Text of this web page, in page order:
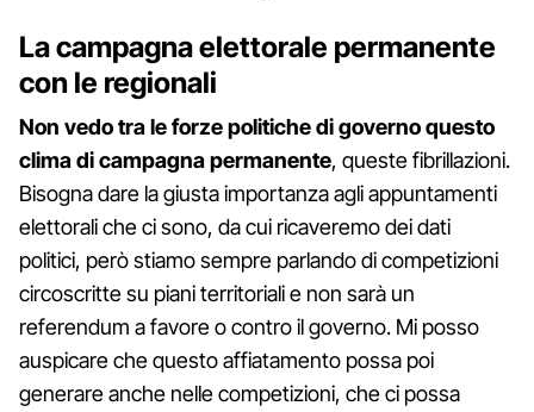
La campagna elettorale permanente
con le regionali
Non vedo tra le forze politiche di governo questo
clima di campagna permanente, queste fibrillazioni.
Bisogna dare la giusta importanza agli appuntamenti
elettorali che ci sono, da cui ricaveremo dei dati
politici, però stiamo sempre parlando di competizioni
circoscritte su piani territoriali e non sarà un
referendum a favore o contro il governo. Mi posso
auspicare che questo affiatamento possa poi
generare anche nelle competizioni, che ci possa